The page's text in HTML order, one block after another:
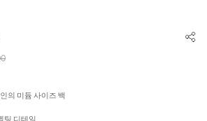
의 미듐 사이즈 백
팅 디테일